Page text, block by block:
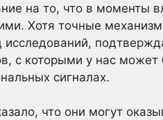
на то, что в моменты
Хотя точные
исследований,
с которыми у нас
сигналах.
что они могут